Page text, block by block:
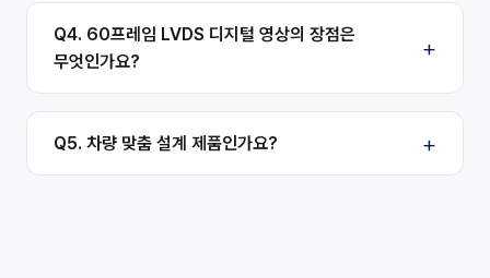
Q4. 60프레임 LVDS 디지털 영상의 장점은
무엇인가요?
Q5. 차량 맞춤 설계 제품인가요?